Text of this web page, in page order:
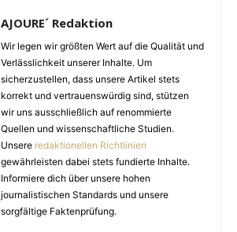
AJOURE´ Redaktion
Wir legen wir größten Wert auf die Qualität und
Verlässlichkeit unserer Inhalte. Um
sicherzustellen, dass unsere Artikel stets
korrekt und vertrauenswürdig sind, stützen
wir uns ausschließlich auf renommierte
Quellen und wissenschaftliche Studien.
Unsere redaktionellen Richtlinien
gewährleisten dabei stets fundierte Inhalte.
Informiere dich über unsere hohen
journalistischen Standards und unsere
sorgfältige Faktenprüfung.